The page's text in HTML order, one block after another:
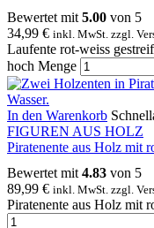
Bewertet mit 5.00 von 5
34,99 € inkl. MwSt. zzgl.
Laufente rot-weiss
hoch Menge
In den Warenkorb
FIGUREN AUS HOLZ
Piratenente aus Holz mit
Bewertet mit 4.83 von 5
89,99 € inkl. MwSt. zzgl.
Piratenente aus Holz mit